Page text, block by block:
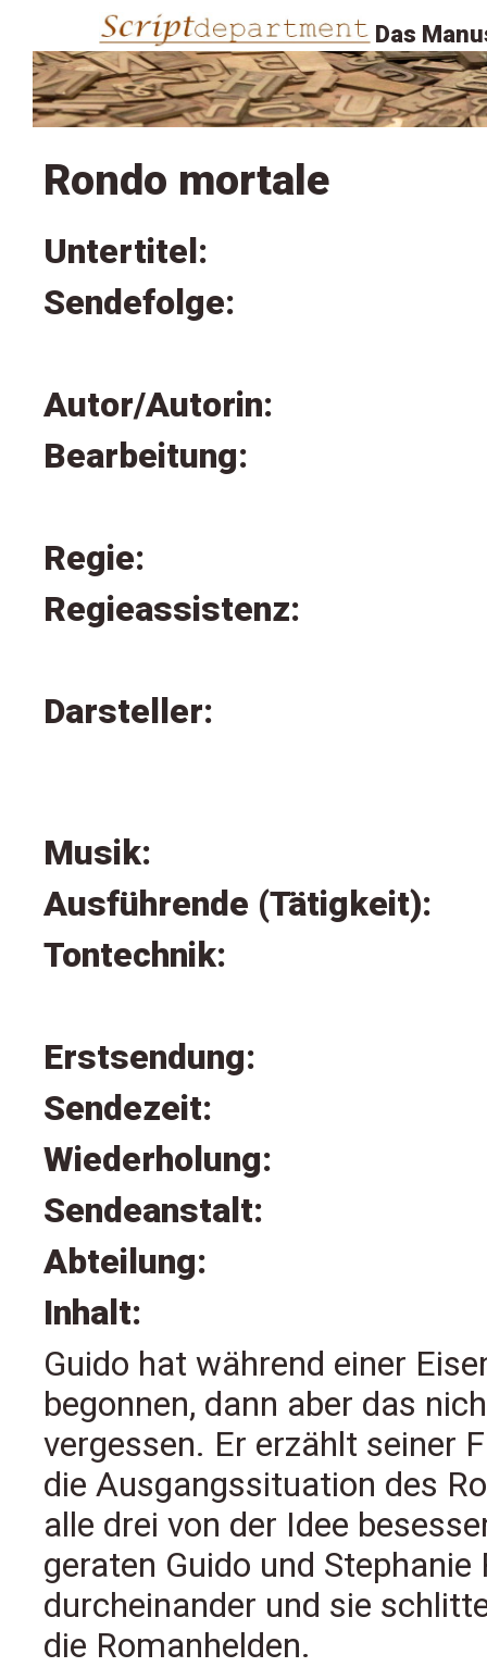
Das
Rondo mortale
Untertitel:
Sendefolge:
Autor/Autorin:
Bearbeitung:
Regie:
Regieassistenz:
Darsteller:
Musik:
Ausführende (Tätigkeit):
Tontechnik:
Erstsendung:
Sendezeit:
Wiederholung:
Sendeanstalt:
Abteilung:
Inhalt:
Guido hat während einer
begonnen, dann aber das
vergessen. Er erzählt seiner
die Ausgangssituation des
alle drei von der Idee
geraten Guido und
durcheinander und sie
die Romanhelden.